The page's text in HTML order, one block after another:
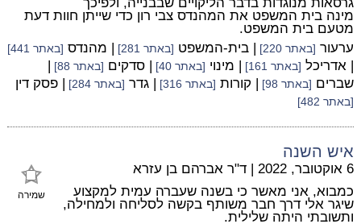
מינה בית המשפט את המהנדס צבי רון כדי שייתן חוות דעת
מטעם בית המשפט.
ערעור [באתר 220] | בית-המשפט [באתר 281] | מהנדס [באתר 441]
| אדריכל [באתר 161] | מינוי [באתר 40] | סדקים [באתר 88]
|
שברים [באתר 98] | קורות [באתר 316] | גדר [באתר 284] | פסק דין
[באתר 482]
איש השנה
שמירה
6 אוקטובר, 2022 | ד"ר אברהם בן עזרא
כמבוא, אני מאשר כי בשנה שעברה עמית למקצוע
שיגר אלי דרך חבר משותף בקשה לסליחה ולמחילה,
ותשובתי היתה שלילית.